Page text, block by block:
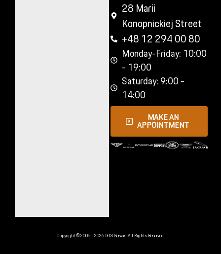
28 Marii
Konopnickiej Street
+48 12 294 00 80
Monday-Friday: 10:00
- 19:00
Saturday: 9:00 -
14:00
MAKE AN
APPOINTMENT
Copyright © 2005 - 2026. GTS Serwis. All Rights Reserved.